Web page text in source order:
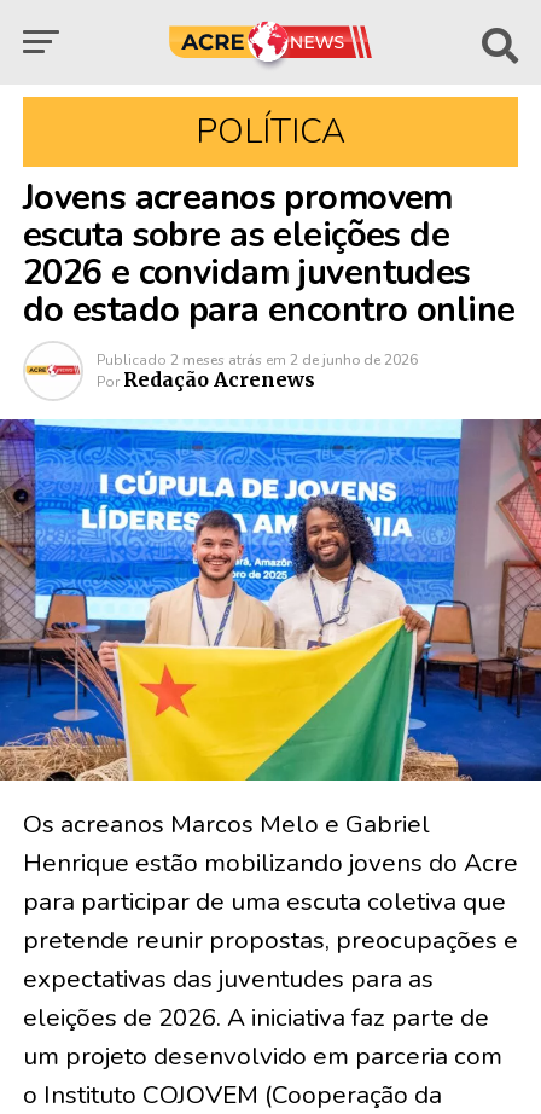
POLÍTICA
Jovens acreanos promovem
escuta sobre as eleições de
2026 e convidam juventudes
do estado para encontro online
Publicado 2 meses atrás em 2 de junho de 2026
Por Redação Acrenews
Os acreanos Marcos Melo e Gabriel
Henrique estão mobilizando jovens do Acre
para participar de uma escuta coletiva que
pretende reunir propostas, preocupações e
expectativas das juventudes para as
eleições de 2026. A iniciativa faz parte de
um projeto desenvolvido em parceria com
o Instituto COJOVEM (Cooperação da